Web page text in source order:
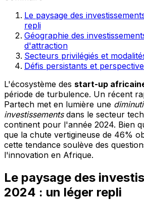
Le paysage des
repli
Géographie des
d'attraction
Secteurs privilégiés et
Défis persistants et
L'écosystème des start-up
période de turbulence. Un récent
Partech met en lumière une
investissementsdans le secteur
continent pour l'année 2024. Bien
que la chute vertigineuse de 46%
cette tendance soulève des
l'innovation en Afrique.
Le paysage des
2024 : un léger repli